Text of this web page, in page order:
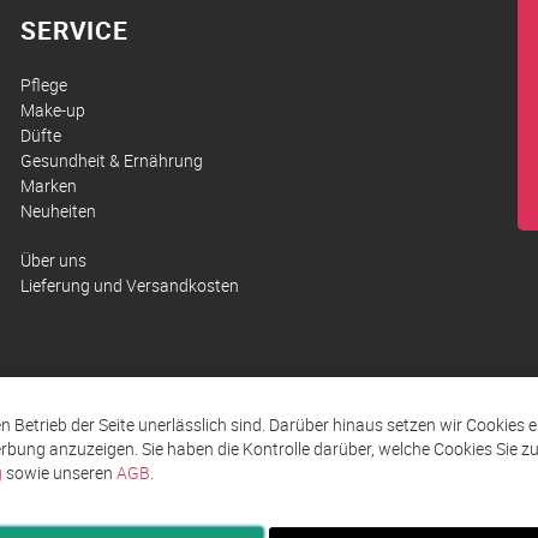
SERVICE
Pflege
Make-up
Düfte
Gesundheit & Ernährung
Marken
Neuheiten
Über uns
Lieferung und Versandkosten
Betrieb der Seite unerlässlich sind. Darüber hinaus setzen wir Cookies
anzuzeigen. Sie haben die Kontrolle darüber, welche Cookies Sie
sowie unserenAGB.